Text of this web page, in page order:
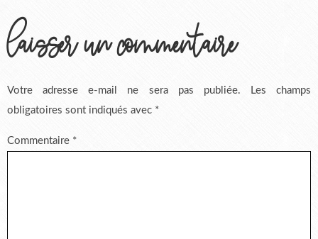
laisser un commentaire
Votre adresse e-mail ne sera pas publiée.
Les champs
obligatoires sont indiqués avec *
Commentaire *